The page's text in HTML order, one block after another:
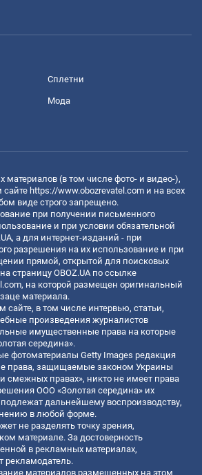
Сплетни
Мода
(в том числе фото- и видео-),
сайте https://www.obozrevatel.com и на всех
виде строго запрещено.
при получении письменного
и при условии обязательной
а для интернет-изданий - при
разрешения на их использование и при
прямой, открытой для поисковых
страницу OBOZ.UA по ссылке
, на которой размещен оригинальный
материала.
сайте, в том числе интервью, статьи,
произведения журналистов
имущественные права на которые
середина».
фотоматериалы Getty Images редакция
права, защищаемые законом Украины
смежных правах», никто не имеет права
ООО «Золотая середина» их
дальнейшему воспроизводству,
в любой форме.
не разделять точку зрения,
материале. За достоверность
в рекламных материалах,
рекламодатель.
материалов размещенных на этом